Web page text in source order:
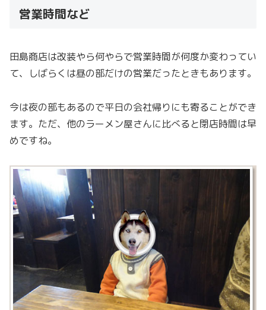
営業時間など
田島商店は改装やら何やらで営業時間が何度か変わってい
て、しばらくは昼の部だけの営業だったときもあります。
今は夜の部もあるので平日の会社帰りにも寄ることができ
ます。ただ、他のラーメン屋さんに比べると閉店時間は早
めですね。